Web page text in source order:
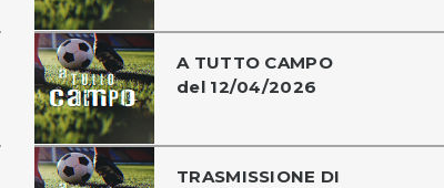
A TUTTO CAMPO
del 12/04/2026
TRASMISSIONE DI